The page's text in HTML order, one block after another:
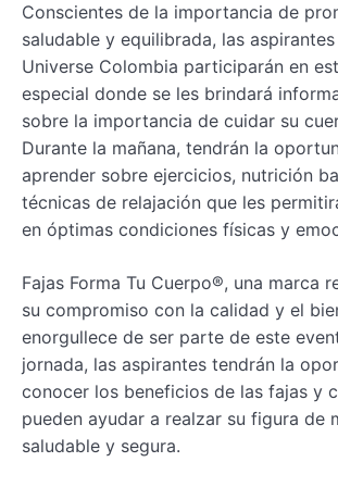
Conscientes de la importancia de
saludable y equilibrada, las
Universe Colombia participarán en
especial donde se les brindará
sobre la importancia de cuidar su
Durante la mañana, tendrán la
aprender sobre ejercicios, nutrición
técnicas de relajación que les
en óptimas condiciones físicas y
Fajas Forma Tu Cuerpo®, una marca
su compromiso con la calidad y el
enorgullece de ser parte de este
jornada, las aspirantes tendrán la
conocer los beneficios de las fajas y
pueden ayudar a realzar su figura de
saludable y segura.